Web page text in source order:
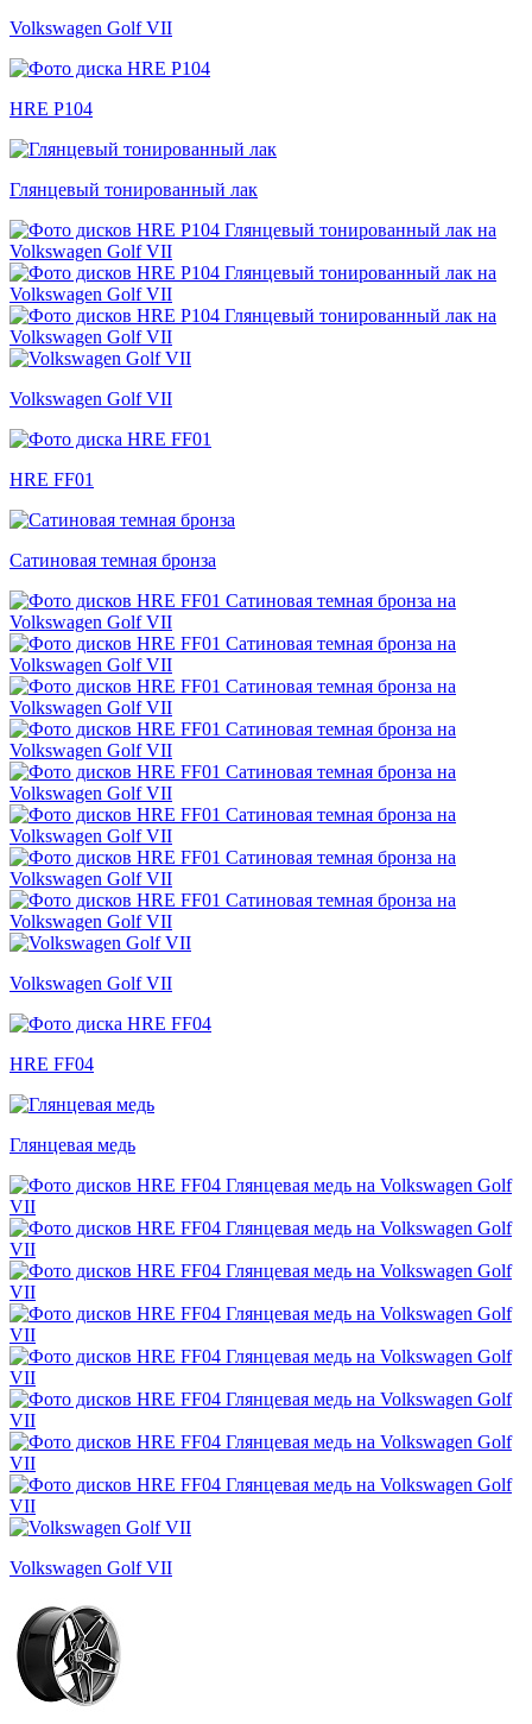
Volkswagen Golf VII
HRE P104
Глянцевый тонированный лак
Volkswagen Golf VII
HRE FF01
Сатиновая темная бронза
Volkswagen Golf VII
HRE FF04
Глянцевая медь
Volkswagen Golf VII